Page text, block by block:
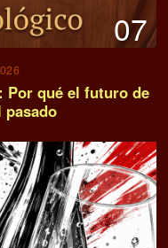
07
Por qué el futuro de
pasado